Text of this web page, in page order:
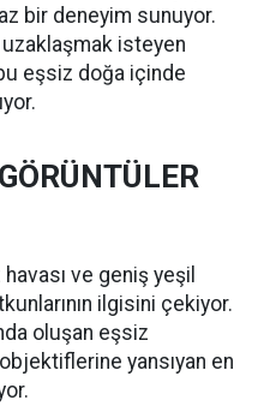
bir deneyim sunuyor.
isteyen
eşsiz doğa içinde
ve geniş yeşil
ilgisini çekiyor.
oluşan eşsiz
yansıyan en